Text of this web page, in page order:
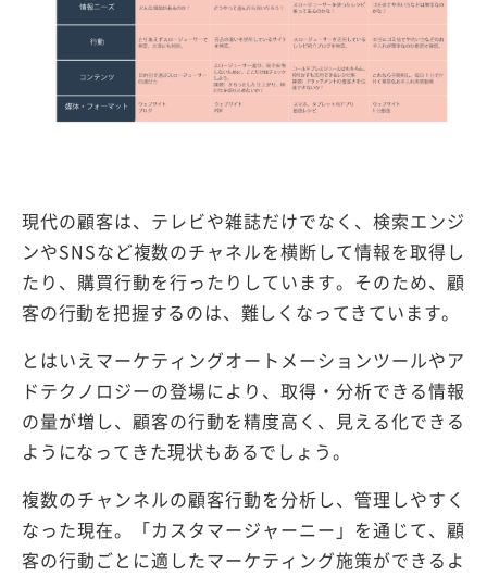
現代の顧客は、テレビや雑誌だけでなく、検索エンジ
ンやSNSなど複数のチャネルを横断して情報を取得し
たり、購買行動を行ったりしています。そのため、顧
客の行動を把握するのは、難しくなってきています。
とはいえマーケティングオートメーションツールやア
ドテクノロジーの登場により、取得・分析できる情報
の量が増し、顧客の行動を精度高く、見える化できる
ようになってきた現状もあるでしょう。
複数のチャンネルの顧客行動を分析し、管理しやすく
なった現在。「カスタマージャーニー」を通じて、顧
客の行動ごとに適したマーケティング施策ができるよ